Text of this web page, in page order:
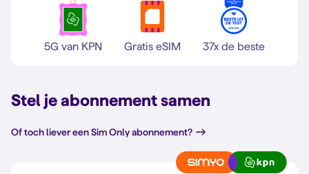
5G van KPN Gratis eSIM 37x de beste
Stel je abonnement samen
Of toch liever een Sim Only abonnement?